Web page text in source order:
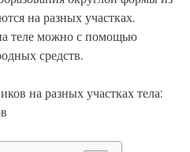
на разных участках.
теле можно с помощью
средств.